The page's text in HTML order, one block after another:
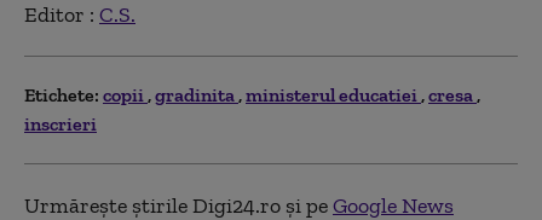
Editor : C.S.
Etichete: copii gradinita ministerul educatiei cresa
inscrieri
Urmărește știrile Digi24.ro și peGoogle News